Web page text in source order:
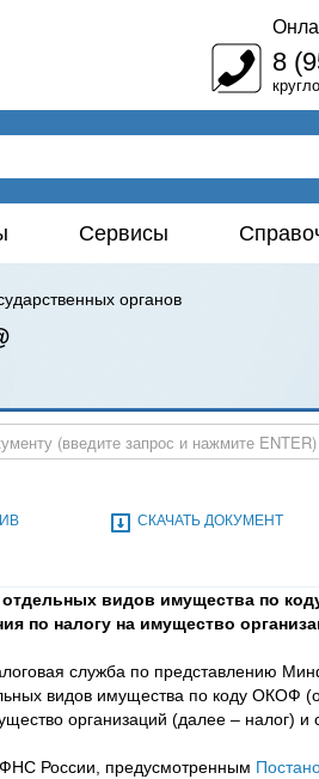
8
Сервисы
органов
СКАЧАТЬ ДОКУМЕНТ
видов имущества по
по налогу на имущество
служба по представлению
видов имущества по коду ОКОФ
организаций (далее – налог) и
России, предусмотренным